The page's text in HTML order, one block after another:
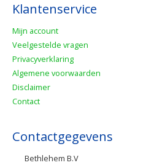
Klantenservice
Mijn account
Veelgestelde vragen
Privacyverklaring
Algemene voorwaarden
Disclaimer
Contact
Contactgegevens
Bethlehem B.V